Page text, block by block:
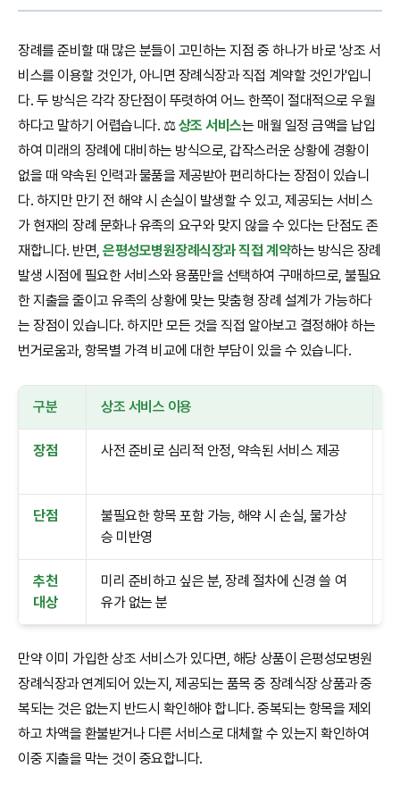
장례를 준비할 때 많은 분들이 고민하는 지점 중 하나가 바로 '상조 서
비스를 이용할 것인가, 아니면 장례식장과 직접 계약할 것인가'입니
다. 두 방식은 각각 장단점이 뚜렷하여 어느 한쪽이 절대적으로 우월
하다고 말하기 어렵습니다. ⚖️상조 서비스는 매월 일정 금액을 납입
하여 미래의 장례에 대비하는 방식으로, 갑작스러운 상황에 경황이
없을 때 약속된 인력과 물품을 제공받아 편리하다는 장점이 있습니
다. 하지만 만기 전 해약 시 손실이 발생할 수 있고, 제공되는 서비스
가 현재의 장례 문화나 유족의 요구와 맞지 않을 수 있다는 단점도 존
재합니다. 반면,은평성모병원장례식장과 직접 계약하는 방식은 장례
발생 시점에 필요한 서비스와 용품만을 선택하여 구매하므로, 불필요
한 지출을 줄이고 유족의 상황에 맞는 맞춤형 장례 설계가 가능하다
는 장점이 있습니다. 하지만 모든 것을 직접 알아보고 결정해야 하는
번거로움과, 항목별 가격 비교에 대한 부담이 있을 수 있습니다.
구분 상조 서비스 이용
장점 사전 준비로 심리적 안정, 약속된 서비스 제공
단점
불필요한 항목 포함 가능, 해약 시 손실, 물가상
승 미반영
추천
대상
미리 준비하고 싶은 분, 장례 절차에 신경 쓸 여
유가 없는 분
만약 이미 가입한 상조 서비스가 있다면, 해당 상품이 은평성모병원
장례식장과 연계되어 있는지, 제공되는 품목 중 장례식장 상품과 중
복되는 것은 없는지 반드시 확인해야 합니다. 중복되는 항목을 제외
하고 차액을 환불받거나 다른 서비스로 대체할 수 있는지 확인하여
이중 지출을 막는 것이 중요합니다.